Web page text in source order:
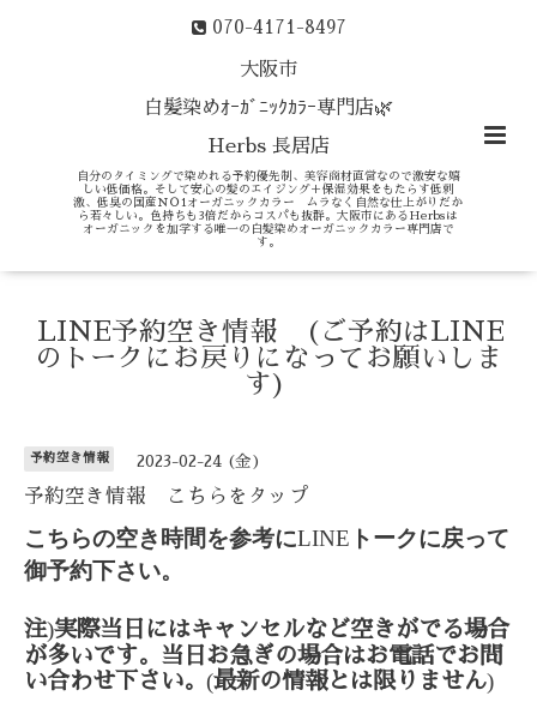
070-4171-8497
大阪市
白髪染めｵｰｶﾞﾆｯｸｶﾗｰ専門店🌿
Herbs 長居店
自分のタイミングで染めれる予約優先制、美容商材直営なので激安な嬉
しい低価格。そして安心の髪のエイジング＋保湿効果をもたらす低刺
激、低臭の国産ＮＯ1オーガニックカラー ムラなく自然な仕上がりだか
ら若々しい。色持ちも3倍だからコスパも抜群。大阪市にあるHerbsは
オーガニックを加学する唯一の白髪染めオーガニックカラー専門店で
す。
LINE予約空き情報 (ご予約はLINE
のトークにお戻りになってお願いしま
す)
予約空き情報 2023-02-24 (金)
予約空き情報 こちらをタップ
こちらの空き時間を参考にLINE トークに戻って
御予約下さい。
注)実際当日にはキャンセルなど空きがでる場合
が多いです。当日お急ぎの場合はお電話でお問
い合わせ下さい。 (最新の情報とは限りません)